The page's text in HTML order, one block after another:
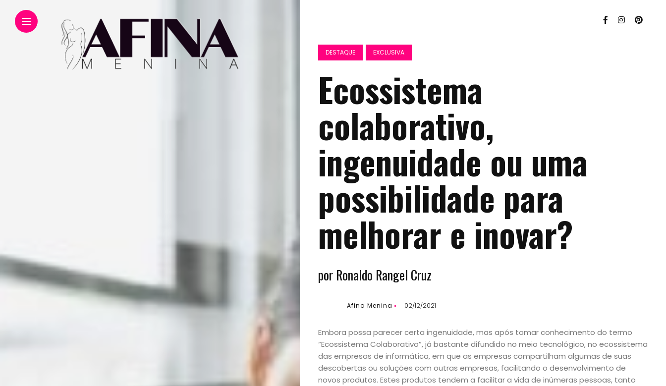
DESTAQUE EXCLUSIVA
Ecossistema
colaborativo,
ingenuidade ou uma
possibilidade para
melhorar e inovar?
por Ronaldo Rangel Cruz
Afina Menina 02/12/2021
Embora possa parecer certa ingenuidade, mas após tomar conhecimento do termo
“Ecossistema Colaborativo”, já bastante difundido no meio tecnológico, no ecossistema
das empresas de informática, em que as empresas compartilham algumas de suas
descobertas ou soluções com outras empresas, facilitando o desenvolvimento de
novos produtos. Estes produtos tendem a facilitar a vida de inúmeras pessoas, tanto